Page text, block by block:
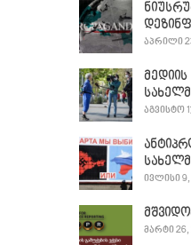
ᲐᲞᲠᲘᲚᲘ
მედიის
ᲐᲒᲕᲘᲡᲢᲝ
ᲘᲕᲚᲘᲡᲘ 9,
ᲛᲐᲠᲢᲘ 26,